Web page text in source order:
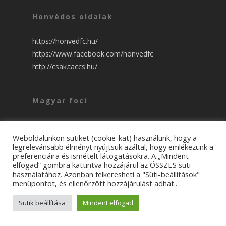
Honvédos oldalak
https://honvedfc.hu/
https://www.facebook.com/honvedfc
http://csak.taccs.hu/
Magyar foci
© 2026 KISPEST közösség. All Rights Reserved.
Weboldalunkon sütiket (cookie-kat) használunk, hogy a
legrelevánsabb élményt nyújtsuk azáltal, hogy emlékezünk a
preferenciáira és ismételt látogatásokra. A „Mindent
elfogad” gombra kattintva hozzájárul az ÖSSZES süti
használatához. Azonban felkeresheti a "Süti-beállítások"
menüpontot, és ellenőrzött hozzájárulást adhat..
Sütik beállítása Mindent elfogad